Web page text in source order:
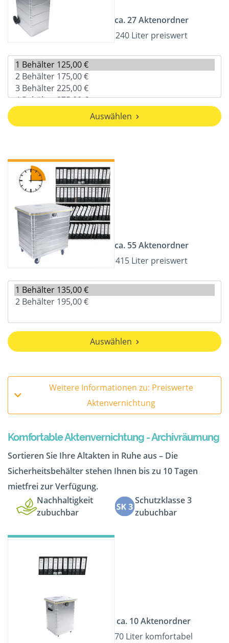
ca. 27 Aktenordner
240 Liter preiswert
Auswählen
ca. 55 Aktenordner
415 Liter preiswert
Auswählen
Weitere Informationen zu: Preiswerte
Aktenvernichtung
Komfortable Aktenvernichtung - Archivräumung
Sortieren Sie Ihre Altakten in Ruhe aus – Die
Sicherheitsbehälter stehen Ihnen bis zu 10 Tagen
mietfrei zur Verfügung.
Nachhaltigkeit
zubuchbar
Schutzklasse 3
zubuchbar
ca. 10 Aktenordner
70 Liter komfortabel